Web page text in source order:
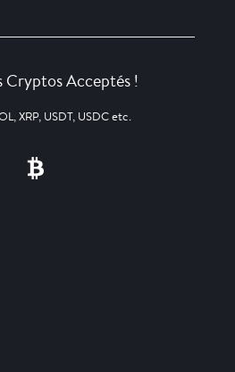
Cryptos Acceptés !
XRP, USDT, USDC etc.